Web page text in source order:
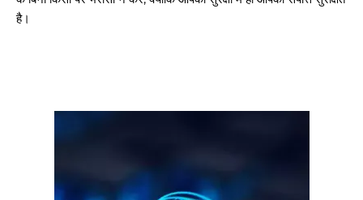
गुरुग्राम साइबर पुलिस ने बीते छह महीने में 18 बैंक कर्मचारियों को किया गिरफ्तार
है।